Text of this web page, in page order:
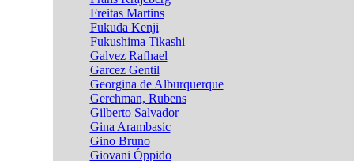
Freitas Martins
Fukuda Kenji
Fukushima Tikashi
Galvez Rafhael
Garcez Gentil
Georgina de Alburquerque
Gerchman, Rubens
Gilberto Salvador
Gina Arambasic
Gino Bruno
Giovani Óppido